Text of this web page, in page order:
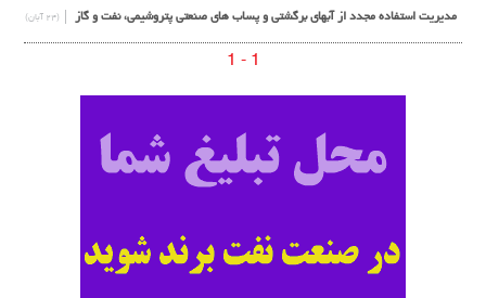
مدیریت استفاده مجدد از آبهای برگشتی و پساب های صنعتی پتروشیمی، نفت و گاز (۲۴ آبان)
1 - 1